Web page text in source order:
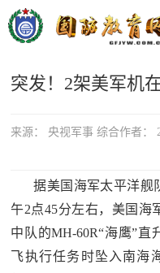
首
页
政
要
闻
突发！2架美军机
来源： 央视军事 综合作者：
据美国海军太平洋舰
午2点45分左右，美国海
中队的MH-60R“海鹰”直
飞执行任务时坠入南海